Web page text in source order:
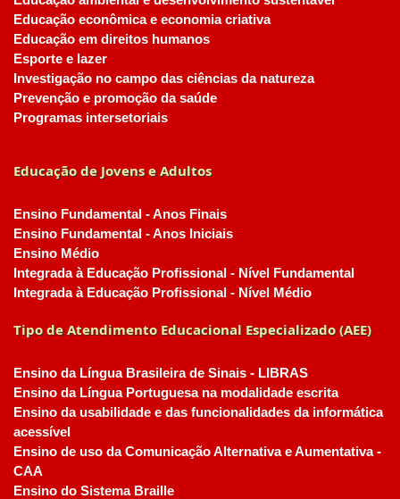
Educação econômica e economia criativa
Educação em direitos humanos
Esporte e lazer
Investigação no campo das ciências da natureza
Prevenção e promoção da saúde
Programas intersetoriais
Educação de Jovens e Adultos
Ensino Fundamental - Anos Finais
Ensino Fundamental - Anos Iniciais
Ensino Médio
Integrada à Educação Profissional - Nível Fundamental
Integrada à Educação Profissional - Nível Médio
Tipo de Atendimento Educacional Especializado (AEE)
Ensino da Língua Brasileira de Sinais - LIBRAS
Ensino da Língua Portuguesa na modalidade escrita
Ensino da usabilidade e das funcionalidades da informática
acessível
Ensino de uso da Comunicação Alternativa e Aumentativa -
CAA
Ensino do Sistema Braille